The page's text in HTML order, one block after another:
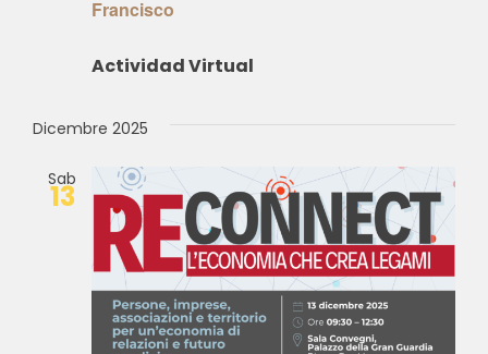
Francisco
Actividad Virtual
Dicembre 2025
Sab
13